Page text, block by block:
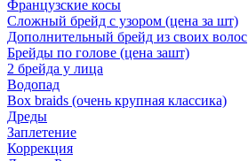
Французские косы
Сложный брейд с узором (цена за шт)
Дополнительный брейд из своих волос
Брейды по голове (цена зашт)
2 брейда у лица
Водопад
Box braids (очень крупная классика)
Дреды
Заплетение
Коррекция